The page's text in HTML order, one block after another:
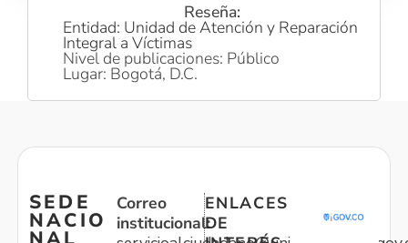
Reseña:
Entidad: Unidad de Atención y Reparación
Integral a Víctimas
Nivel de publicaciones: Público
Lugar: Bogotá, D.C.
SEDE
NACIO
Correo
institucional:
ENLACES
DE